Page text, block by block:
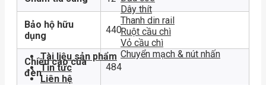
Dây thít
Thanh din rail
Ruột cầu chì
Vỏ cầu chì
Chuyển mạch & nút nhấn
Tài liệu sản phẩm
Tin tức
Liên hệ
Bảo hộ hữu
dụng
440
Chiều cao của
đèn
484